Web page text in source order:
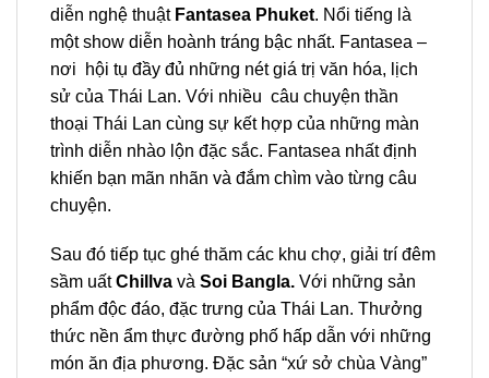
diễn nghệ thuật Fantasea Phuket. Nổi tiếng là
một show diễn hoành tráng bậc nhất. Fantasea –
nơi hội tụ đầy đủ những nét giá trị văn hóa, lịch
sử của Thái Lan. Với nhiều câu chuyện thần
thoại Thái Lan cùng sự kết hợp của những màn
trình diễn nhào lộn đặc sắc. Fantasea nhất định
khiến bạn mãn nhãn và đắm chìm vào từng câu
chuyện.
Sau đó tiếp tục ghé thăm các khu chợ, giải trí đêm
sầm uấtChillva và Soi Bangla. Với những sản
phẩm độc đáo, đặc trưng của Thái Lan. Thưởng
thức nền ẩm thực đường phố hấp dẫn với những
món ăn địa phương. Đặc sản “xứ sở chùa Vàng”